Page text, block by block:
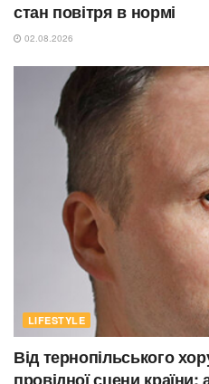
стан повітря в нормі
02.08.2026
LIFESTYLE
Від тернопільського